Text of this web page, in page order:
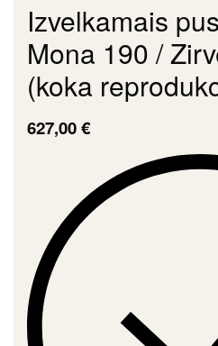
Izvelkamais
Mona 190 /
(koka
627,00€